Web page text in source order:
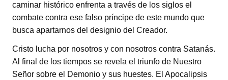
caminar histórico enfrenta a través de los siglos el
combate contra ese falso príncipe de este mundo que
busca apartarnos del designio del Creador.
Cristo lucha por nosotros y con nosotros contra Satanás.
Al final de los tiempos se revela el triunfo de Nuestro
Señor sobre el Demonio y sus huestes. El Apocalipsis